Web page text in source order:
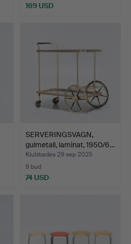
169 USD
SERVERINGSVAGN,
gulmetall, laminat, 1950/6…
Klubbades 29 sep 2025
9 bud
74 USD